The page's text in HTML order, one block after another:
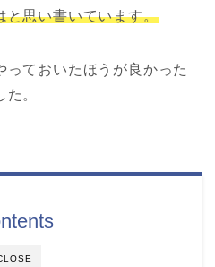
と思い書いています。
っておいたほうが良かった
。